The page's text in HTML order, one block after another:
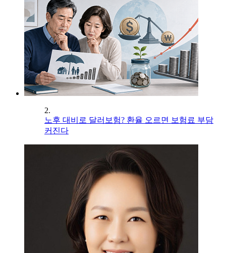
2.
노후 대비로 달러보험? 환율 오르면 보험료 부담
커진다